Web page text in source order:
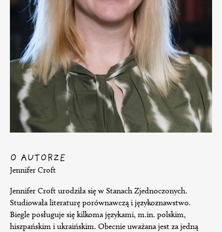
O AUTORZE
Jennifer Croft
Jennifer Croft urodziła się w Stanach Zjednoczonych.
Studiowała literaturę porównawczą i językoznawstwo.
Biegle posługuje się kilkoma językami, m.in. polskim,
hiszpańskim i ukraińskim. Obecnie uważana jest za jedną